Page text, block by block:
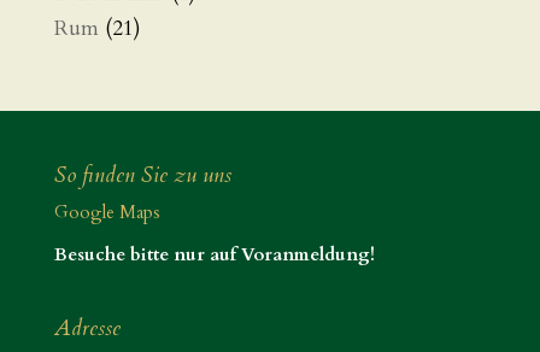
Rum (21)
So finden Sie zu uns
Google Maps
Besuche bitte nur auf Voranmeldung!
Adresse